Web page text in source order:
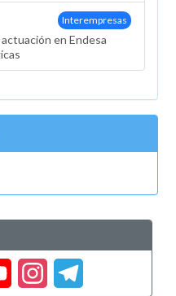
Interempresas
en Endesa